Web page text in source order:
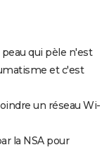
peau qui pèle n'est
et c'est
un réseau Wi-
la NSA pour